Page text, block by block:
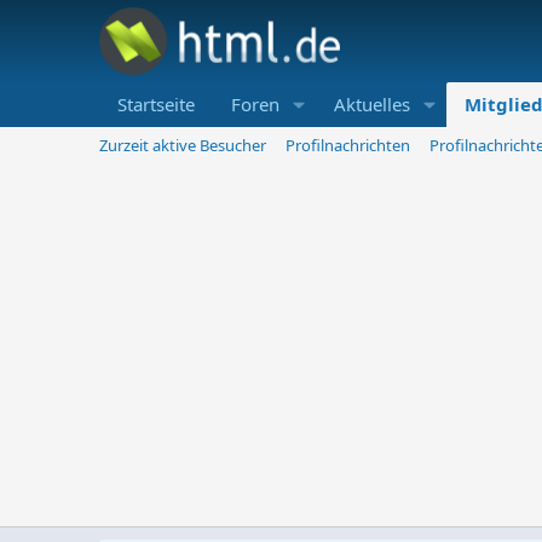
Startseite Foren Aktuelles
Zurzeit aktive Besucher Profilnachrichten